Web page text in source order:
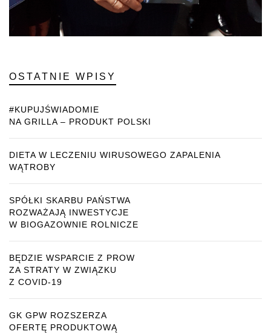
OSTATNIE WPISY
#KUPUJŚWIADOMIE
NA GRILLA – PRODUKT POLSKI
DIETA W LECZENIU WIRUSOWEGO ZAPALENIA
WĄTROBY
SPÓŁKI SKARBU PAŃSTWA
ROZWAŻAJĄ INWESTYCJE
W BIOGAZOWNIE ROLNICZE
BĘDZIE WSPARCIE Z PROW
ZA STRATY W ZWIĄZKU
Z COVID-19
GK GPW ROZSZERZA
OFERTĘ PRODUKTOWĄ